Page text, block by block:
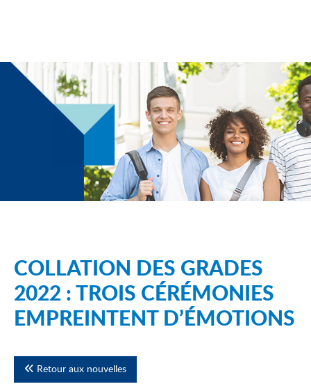
COLLATION DES GRADES
2022 : TROIS CÉRÉMONIES
EMPREINTENT D’ÉMOTIONS
Retour aux nouvelles